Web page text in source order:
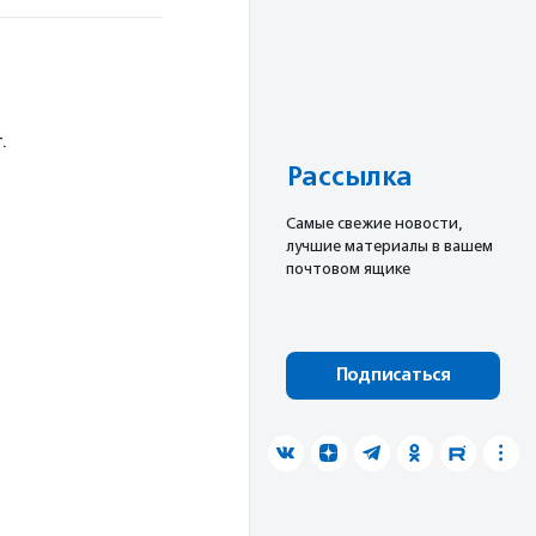
Рассылка
Cамые свежие новости,
лучшие материалы в вашем
почтовом ящике
Подписаться